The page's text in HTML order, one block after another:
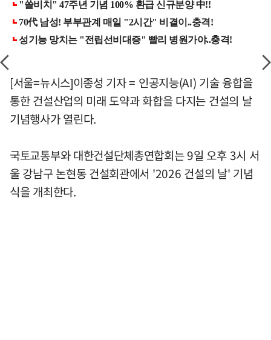
[서울=뉴시스]이종성 기자 = 인공지능(AI) 기술 융합을
통한 건설산업의 미래 도약과 화합을 다지는 건설의 날
기념행사가 열린다.
국토교통부와 대한건설단체총연합회는 9일 오후 3시 서
울 강남구 논현동 건설회관에서 '2026 건설의 날' 기념
식을 개최한다.